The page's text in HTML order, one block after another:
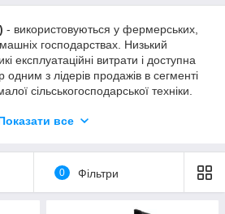
- використовуються у фермерських,
господарствах. Низький
експлуатаційні витрати і доступна
з лідерів продажів в сегменті
сільськогосподарської техніки.
- європейські, компактні і тихі.
Може встановлюватися на
та іншу техніку.
популярність завдяки невеликій
все
0 Фільтри